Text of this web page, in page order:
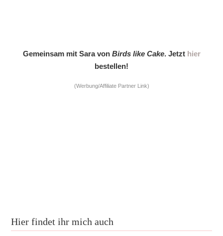
Gemeinsam mit Sara von Birds like Cake. Jetzt hier
bestellen!
(Werbung/Affiliate Partner Link)
Hier findet ihr mich auch